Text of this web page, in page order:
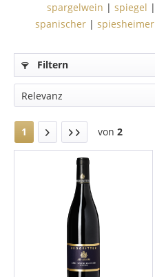
spargelwein | spiegel |
spanischer | spiesheimer
Filtern
1 von 2